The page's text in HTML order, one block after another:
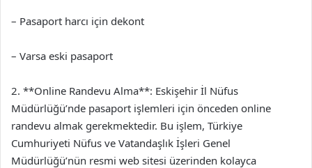
– Pasaport harcı için dekont
– Varsa eski pasaport
2. **Online Randevu Alma**: Eskişehir İl Nüfus
Müdürlüğü’nde pasaport işlemleri için önceden online
randevu almak gerekmektedir. Bu işlem, Türkiye
Cumhuriyeti Nüfus ve Vatandaşlık İşleri Genel
Müdürlüğü’nün resmi web sitesi üzerinden kolayca